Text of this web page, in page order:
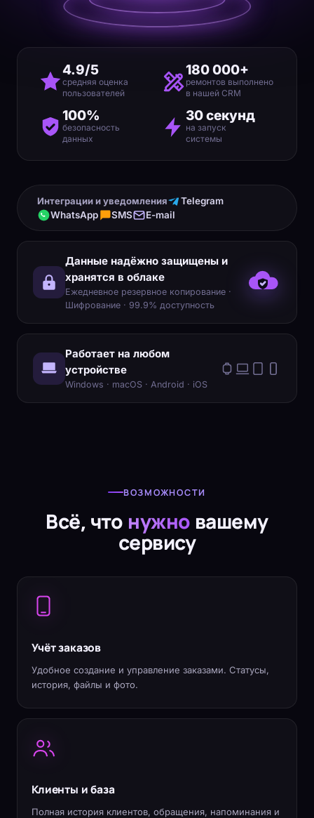
4.9/5
средняя оценка
пользователей
180 000+
ремонтов выполнено
в нашей CRM
100%
безопасность
данных
30 секунд
на запуск
системы
Интеграции и уведомления
Telegram
WhatsApp
SMS E-mail
Данные надёжно защищены и
хранятся в облаке
Ежедневное резервное копирование ·
Шифрование · 99.9% доступность
Работает на любом
устройстве
Windows · macOS · Android · iOS
ВОЗМОЖНОСТИ
Всё, что нужно вашему
сервису
Учёт заказов
Удобное создание и управление заказами. Статусы,
история, файлы и фото.
Клиенты и база
Полная история клиентов, обращения, напоминания и